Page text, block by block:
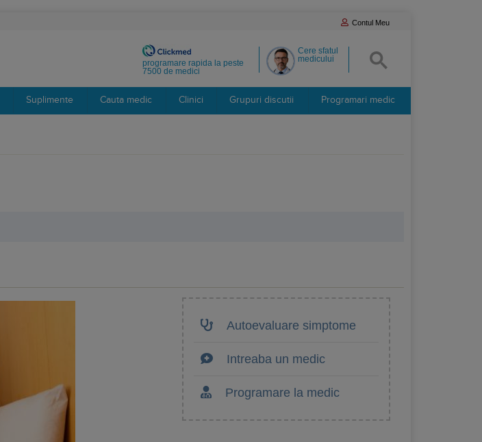
Contul Meu
Cere sfatul
medicului
programare rapida la peste
7500 de medici
Suplimente Cauta medic Clinici Grupuri discutii Programari medic
Autoevaluare simptome
Intreaba un medic
Programare la medic